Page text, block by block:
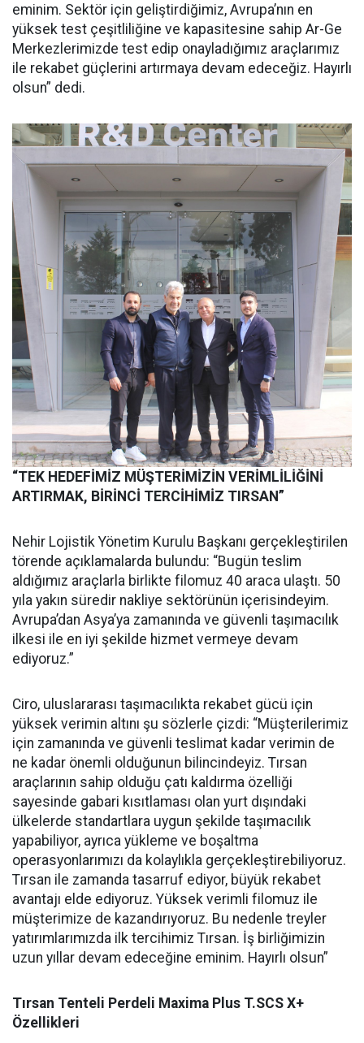
eminim. Sektör için geliştirdiğimiz, Avrupa’nın en
yüksek test çeşitliliğine ve kapasitesine sahip Ar-Ge
Merkezlerimizde test edip onayladığımız araçlarımız
ile rekabet güçlerini artırmaya devam edeceğiz. Hayırlı
olsun” dedi.
“TEK HEDEFİMİZ MÜŞTERİMİZİN VERİMLİLİĞİNİ
ARTIRMAK, BİRİNCİ TERCİHİMİZ TIRSAN”
Nehir Lojistik Yönetim Kurulu Başkanı gerçekleştirilen
törende açıklamalarda bulundu: “Bugün teslim
aldığımız araçlarla birlikte filomuz 40 araca ulaştı. 50
yıla yakın süredir nakliye sektörünün içerisindeyim.
Avrupa’dan Asya’ya zamanında ve güvenli taşımacılık
ilkesi ile en iyi şekilde hizmet vermeye devam
ediyoruz.”
Ciro, uluslararası taşımacılıkta rekabet gücü için
yüksek verimin altını şu sözlerle çizdi: “Müşterilerimiz
için zamanında ve güvenli teslimat kadar verimin de
ne kadar önemli olduğunun bilincindeyiz. Tırsan
araçlarının sahip olduğu çatı kaldırma özelliği
sayesinde gabari kısıtlaması olan yurt dışındaki
ülkelerde standartlara uygun şekilde taşımacılık
yapabiliyor, ayrıca yükleme ve boşaltma
operasyonlarımızı da kolaylıkla gerçekleştirebiliyoruz.
Tırsan ile zamanda tasarruf ediyor, büyük rekabet
avantajı elde ediyoruz. Yüksek verimli filomuz ile
müşterimize de kazandırıyoruz. Bu nedenle treyler
yatırımlarımızda ilk tercihimiz Tırsan. İş birliğimizin
uzun yıllar devam edeceğine eminim. Hayırlı olsun”
Tırsan Tenteli Perdeli Maxima Plus T.SCS X+
Özellikleri